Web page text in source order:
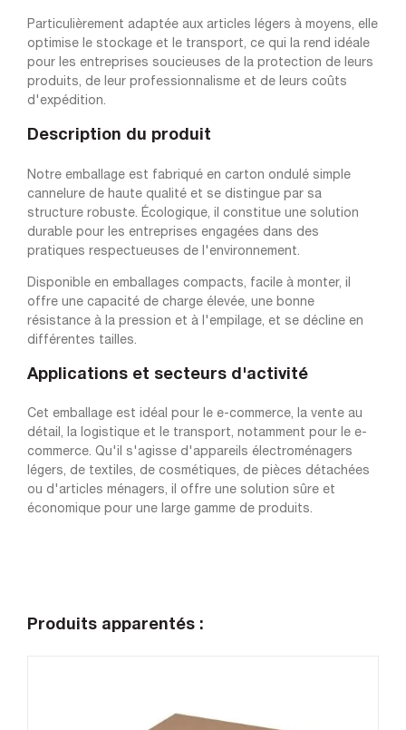
Particulièrement adaptée aux articles légers à moyens, elle
optimise le stockage et le transport, ce qui la rend idéale
pour les entreprises soucieuses de la protection de leurs
produits, de leur professionnalisme et de leurs coûts
d'expédition.
Description du produit
Notre emballage est fabriqué en carton ondulé simple
cannelure de haute qualité et se distingue par sa
structure robuste. Écologique, il constitue une solution
durable pour les entreprises engagées dans des
pratiques respectueuses de l'environnement.
Disponible en emballages compacts, facile à monter, il
offre une capacité de charge élevée, une bonne
résistance à la pression et à l'empilage, et se décline en
différentes tailles.
Applications et secteurs d'activité
Cet emballage est idéal pour le e-commerce, la vente au
détail, la logistique et le transport, notamment pour le e-
commerce. Qu'il s'agisse d'appareils électroménagers
légers, de textiles, de cosmétiques, de pièces détachées
ou d'articles ménagers, il offre une solution sûre et
économique pour une large gamme de produits.
Produits apparentés :